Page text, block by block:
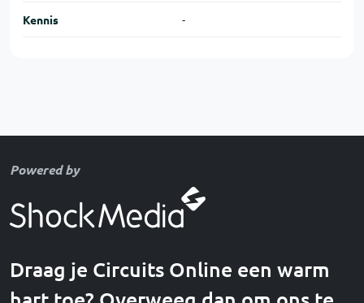
Kennis -
Powered by
Draag je Circuits Online een warm